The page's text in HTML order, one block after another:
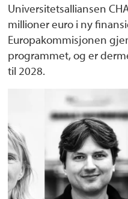
Universitetsalliansen
millioner euro i ny
Europakommisjonen
programmet, og er
til 2028.